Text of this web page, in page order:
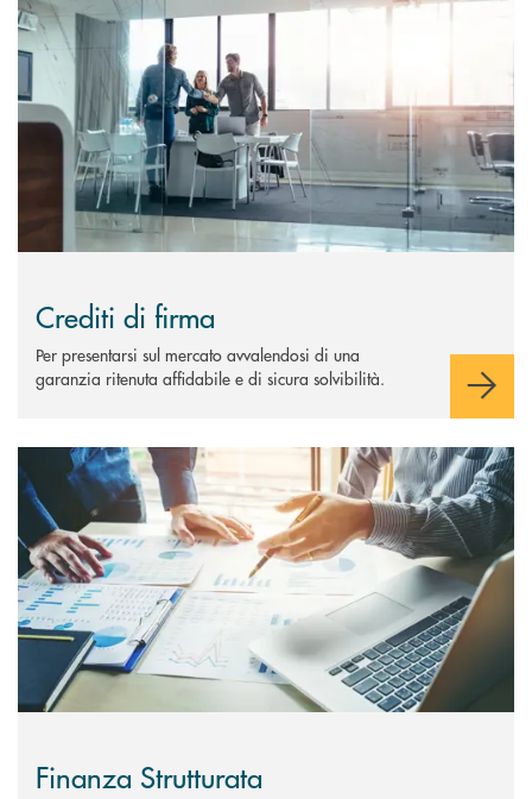
Crediti di firma
Per presentarsi sul mercato avvalendosi di una
garanzia ritenuta affidabile e di sicura solvibilità.
Scopri di più Finanza Strutturata
Finanza Strutturata